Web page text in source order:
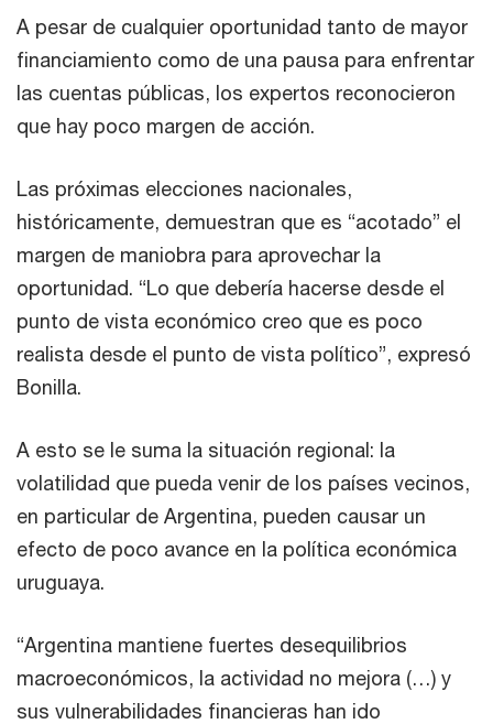
A pesar de cualquier oportunidad tanto de mayor
financiamiento como de una pausa para enfrentar
las cuentas públicas, los expertos reconocieron
que hay poco margen de acción.
Las próximas elecciones nacionales,
históricamente, demuestran que es “acotado” el
margen de maniobra para aprovechar la
oportunidad. “Lo que debería hacerse desde el
punto de vista económico creo que es poco
realista desde el punto de vista político”, expresó
Bonilla.
A esto se le suma la situación regional: la
volatilidad que pueda venir de los países vecinos,
en particular de Argentina, pueden causar un
efecto de poco avance en la política económica
uruguaya.
“Argentina mantiene fuertes desequilibrios
macroeconómicos, la actividad no mejora (…) y
sus vulnerabilidades financieras han ido